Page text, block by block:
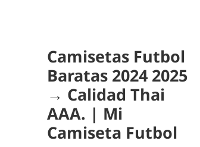
Camisetas Futbol
Baratas 2024 2025
→ Calidad Thai
AAA. | Mi
Camiseta Futbol